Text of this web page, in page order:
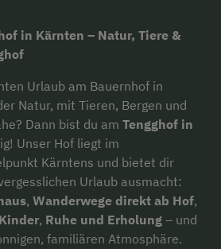
in Kärnten – Natur, Tiere &
Urlaub am Bauernhof in
Natur, mit Tieren, Bergen und
Dann bist du am Tengghof in
Unser Hof liegt im
Kärntens und bietet dir
Urlaub ausmacht:
, Wanderwege direkt ab Hof,
, Ruhe und Erholung – und
familiären Atmosphäre.